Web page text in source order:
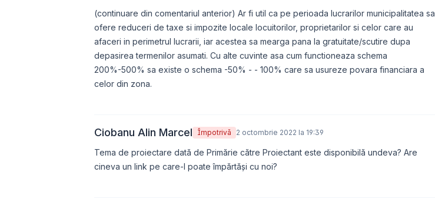
(continuare din comentariul anterior) Ar fi util ca pe perioada lucrarilor municipalitatea sa
ofere reduceri de taxe si impozite locale locuitorilor, proprietarilor si celor care au
afaceri in perimetrul lucrarii, iar acestea sa mearga pana la gratuitate/scutire dupa
depasirea termenilor asumati. Cu alte cuvinte asa cum functioneaza schema
200%-500% sa existe o schema -50% - - 100% care sa usureze povara financiara a
celor din zona.
Ciobanu Alin Marcel Împotrivă 2 octombrie 2022 la 19:39
Tema de proiectare dată de Primărie către Proiectant este disponibilă undeva? Are
cineva un link pe care-l poate împărtăși cu noi?